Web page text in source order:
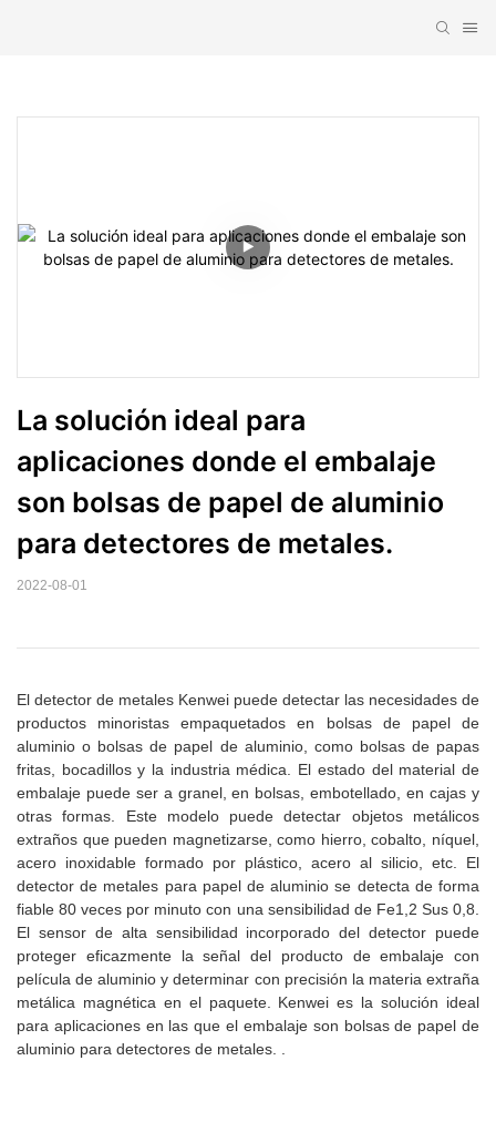
La solución ideal para
aplicaciones donde el embalaje
son bolsas de papel de aluminio
para detectores de metales.
2022-08-01
El detector de metales Kenwei puede detectar las necesidades de
productos minoristas empaquetados en bolsas de papel de
aluminio o bolsas de papel de aluminio, como bolsas de papas
fritas, bocadillos y la industria médica. El estado del material de
embalaje puede ser a granel, en bolsas, embotellado, en cajas y
otras formas. Este modelo puede detectar objetos metálicos
extraños que pueden magnetizarse, como hierro, cobalto, níquel,
acero inoxidable formado por plástico, acero al silicio, etc. El
detector de metales para papel de aluminio se detecta de forma
fiable 80 veces por minuto con una sensibilidad de Fe1,2 Sus 0,8.
El sensor de alta sensibilidad incorporado del detector puede
proteger eficazmente la señal del producto de embalaje con
película de aluminio y determinar con precisión la materia extraña
metálica magnética en el paquete. Kenwei es la solución ideal
para aplicaciones en las que el embalaje son bolsas de papel de
aluminio para detectores de metales. .